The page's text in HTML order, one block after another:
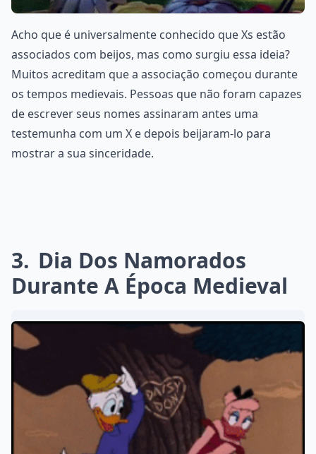
Acho que é universalmente conhecido que Xs estão
associados com beijos, mas como surgiu essa ideia?
Muitos acreditam que a associação começou durante
os tempos medievais. Pessoas que não foram capazes
de escrever seus nomes assinaram antes uma
testemunha com um X e depois beijaram-lo para
mostrar a sua sinceridade.
3 Dia Dos Namorados
Durante A Época Medieval